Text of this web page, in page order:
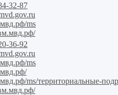
32-87
ms
36-92
ms
ms/территориальные-